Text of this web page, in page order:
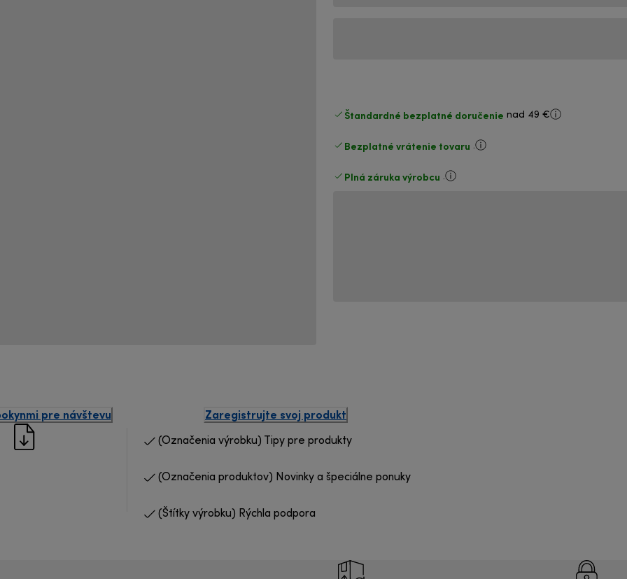
Štandardné bezplatné doručenie nad 49 €
Bezplatné vrátenie tovaru .
Plná záruka výrobcu .
pre návštevu Zaregistrujte svoj produkt
(Označenia výrobku) Tipy pre produkty
(Označenia produktov) Novinky a špeciálne ponuky
(Štítky výrobku) Rýchla podpora